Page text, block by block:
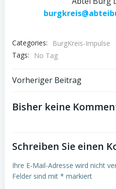
Categories:
BurgKreis-Impulse
Tags:
No Tag
Post
navigation
Vorheriger Beitrag
Bisher keine
Schreiben Sie einen
Ihre E-Mail-Adresse wird nicht
Felder sind mit * markiert